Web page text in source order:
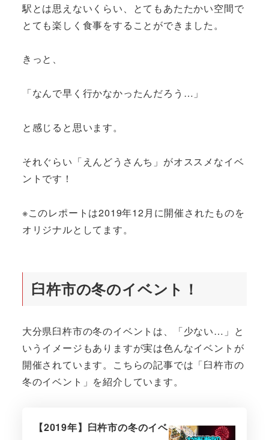
駅とは思えないくらい、とてもあたたかい空間で
とても楽しく食事をすることができました。
きっと、
「なんで早く行かなかったんだろう…」
と感じると思います。
それぐらい「えんどうさんち」がオススメなイベ
ントです！
※このレポートは2019年12月に開催されたものを
オリジナルとしてます。
臼杵市の冬のイベント！
大分県臼杵市の冬のイベントは、「少ない…」と
いうイメージもありますが実は色んなイベントが
開催されています。こちらの記事では「臼杵市の
冬のイベント」を紹介しています。
【2019年】臼杵市の冬のイベ